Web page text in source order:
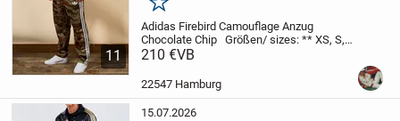
11
Merken
Adidas Firebird Camouflage Anzug
Chocolate Chip
Größen/ sizes: ** XS, S,
M, L, XL, XXL **
Chip / desert 6-Colors
210 €VB
22547 Hamburg
15.07.2026